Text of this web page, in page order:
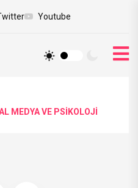
Youtube
MEDYA VE PSİKOLOJİ